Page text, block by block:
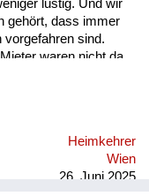
lustig. Und wir
gehört, dass immer
vorgefahren sind.
waren nicht da,
ist das Schöne an
Heimkehrer
Wien
26. Juni 2025